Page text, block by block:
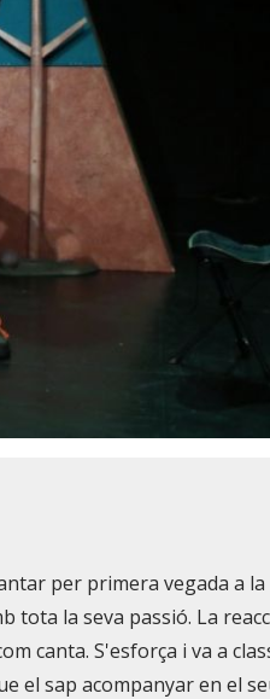
per primera vegada a la
tota la seva passió. La
canta. S'esforça i va a
el sap acompanyar en el